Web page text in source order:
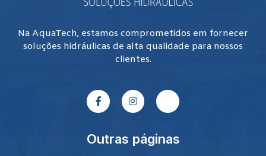
Na AquaTech, estamos comprometidos em fornecer
soluções hidráulicas de alta qualidade para nossos
clientes.
Outras páginas